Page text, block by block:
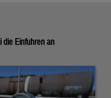
die Einfuhren an